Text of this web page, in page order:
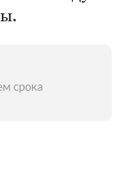
срока